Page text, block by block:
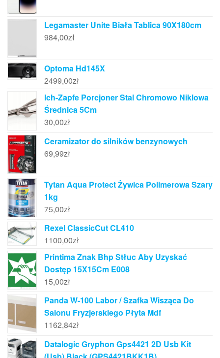
Legamaster Unite Biała Tablica 90X180cm
984,00zł
Optoma Hd145X
2499,00zł
Ich-Zapfe Porcjoner Stal Chromowo Niklowa
Średnica 5Cm
30,00zł
Ceramizator do silników benzynowych
69,99zł
Tytan Aqua Protect Żywica Polimerowa Szary
1kg
75,00zł
Rexel ClassicCut CL410
1100,00zł
Printima Znak Bhp Stłuc Aby Uzyskać
Dostęp 15X15Cm E008
15,00zł
Panda W-100 Labor / Szafka Wisząca Do
Salonu Fryzjerskiego Płyta Mdf
1162,84zł
Datalogic Gryphon Gps4421 2D Usb Kit